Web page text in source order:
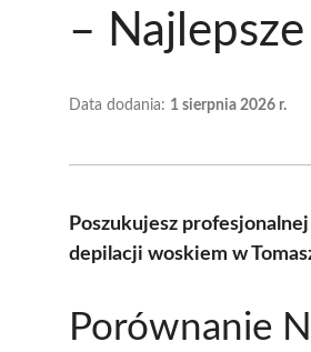
–
Data dodania: 1 sierpnia 2026 r.
Poszukujesz
depilacji woskiem w
Porównanie